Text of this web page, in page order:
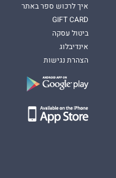
איך לרכוש ספר באתר
GIFT CARD
ביטול עסקה
אינדיבלוג
הצהרת נגישות